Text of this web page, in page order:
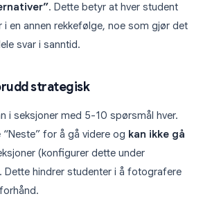
. Dette betyr at hver student
en annen rekkefølge, noe som gjør det
svar i sanntid.
strategisk
i seksjoner med 5-10 spørsmål hver.
for å gå videre og kan ikke gå
(konfigurer dette under
Dette hindrer studenter i å fotografere